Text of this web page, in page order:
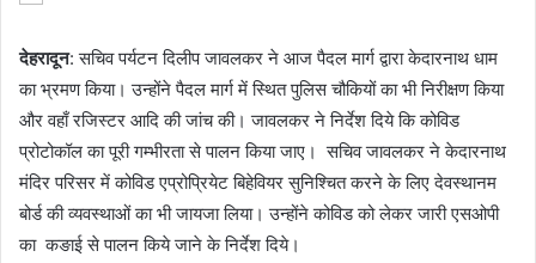
देहरादून: सचिव पर्यटन दिलीप जावलकर ने आज पैदल मार्ग द्वारा केदारनाथ धाम
का भ्रमण किया। उन्होंने पैदल मार्ग में स्थित पुलिस चौकियों का भी निरीक्षण किया
और वहाँ रजिस्टर आदि की जांच की। जावलकर ने निर्देश दिये कि कोविड
प्रोटोकॉल का पूरी गम्भीरता से पालन किया जाए। सचिव जावलकर ने केदारनाथ
मंदिर परिसर में कोविड एप्रोप्रियेट बिहेवियर सुनिश्चित करने के लिए देवस्थानम
बोर्ड की व्यवस्थाओं का भी जायजा लिया। उन्होंने कोविड को लेकर जारी एसओपी
का कङाई से पालन किये जाने के निर्देश दिये।